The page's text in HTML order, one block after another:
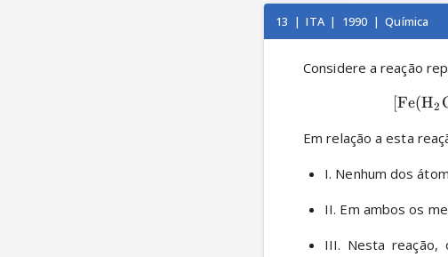
13 | ITA | 1990 | Química
Considere a reação
[Fe(HX
2
Em relação a esta
I. Nenhum dos
II. Em ambos os
III. Nesta reação,